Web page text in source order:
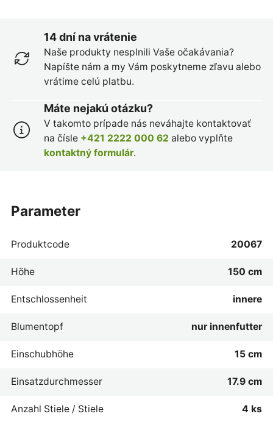
14 dní na vrátenie
Naše produkty nesplnili Vaše očakávania?
Napíšte nám a my Vám poskytneme zľavu alebo
vrátime celú platbu.
Máte nejakú otázku?
V takomto prípade nás neváhajte kontaktovať
na čísle +421 2222 000 62 alebo vyplňte
kontaktný formulár.
parameter
Produktcode 20067
Höhe 150 cm
Entschlossenheit innere
Blumentopf nur innenfutter
Einschubhöhe 15 cm
Einsatzdurchmesser 17.9 cm
Anzahl Stiele / Stiele 4 ks